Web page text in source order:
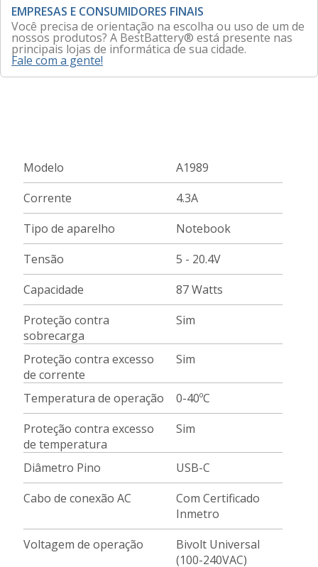
EMPRESAS E CONSUMIDORES FINAIS
Você precisa de orientação na escolha ou uso de um de
nossos produtos? A BestBattery® está presente nas
principais lojas de informática de sua cidade.
Fale com a gente!
Modelo
A1989
Corrente
4.3A
Tipo de aparelho
Notebook
Tensão
5 - 20.4V
Capacidade
87 Watts
Proteção contra
sobrecarga
Sim
Proteção contra excesso
de corrente
Sim
Temperatura de operação
0-40ºC
Proteção contra excesso
de temperatura
Sim
Diâmetro Pino
USB-C
Cabo de conexão AC
Com Certificado
Inmetro
Voltagem de operação
Bivolt Universal
(100-240VAC)